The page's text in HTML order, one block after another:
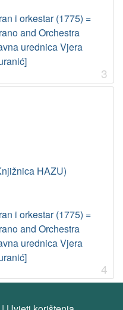
i orkestar (1775) =
and Orchestra
urednica Vjera
3
HAZU)
i orkestar (1775) =
and Orchestra
urednica Vjera
4